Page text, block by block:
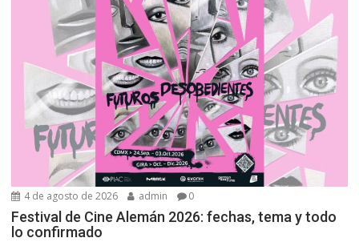
4 de agosto de 2026 admin 0
Festival de Cine Alemán 2026: fechas, tema y todo
lo confirmado